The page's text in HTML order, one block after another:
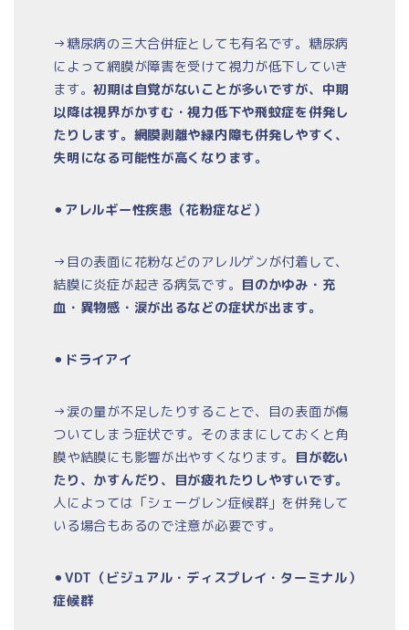
→糖尿病の三大合併症としても有名です。糖尿病
によって網膜が障害を受けて視力が低下していき
ます。初期は自覚がないことが多いですが、中期
以降は視界がかすむ・視力低下や飛蚊症を併発し
たりします。網膜剥離や緑内障も併発しやすく、
失明になる可能性が高くなります。
⚫︎ アレルギー性疾患（花粉症など）
→目の表面に花粉などのアレルゲンが付着して、
結膜に炎症が起きる病気です。 目のかゆみ・充
血・異物感・涙が出るなどの症状が出ます。
⚫︎ ドライアイ
→涙の量が不足したりすることで、目の表面が傷
ついてしまう症状です。そのままにしておくと角
膜や結膜にも影響が出やすくなります。 目が乾い
たり、かすんだり、目が疲れたりしやすいです。
人によっては「シェーグレン症候群」を併発して
いる場合もあるので注意が必要です。
⚫︎ VDT（ビジュアル・ディスプレイ・ターミナル）
症候群